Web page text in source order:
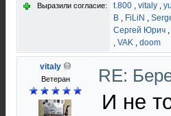
Выразили согласие: t.800 , vitaly ,
В , FiLiN ,
Сергей Юрич ,
, VAK , doom
vitaly
Ветеран RE:
И не